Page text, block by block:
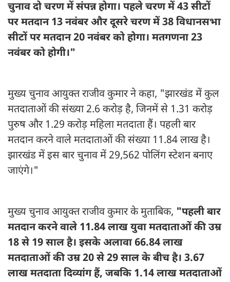
चुनाव दो चरण में संपन्न होगा। पहले चरण में 43 सीटों
पर मतदान 13 नवंबर और दूसरे चरण में 38 विधानसभा
सीटों पर मतदान 20 नवंबर को होगा। मतगणना 23
नवंबर को होगी।"
मुख्य चुनाव आयुक्त राजीव कुमार ने कहा, "झारखंड में कुल
मतदाताओं की संख्या 2.6 करोड़ है, जिनमें से 1.31 करोड़
पुरुष और 1.29 करोड़ महिला मतदाता हैं। पहली बार
मतदान करने वाले मतदाताओं की संख्या 11.84 लाख है।
झारखंड में इस बार चुनाव में 29,562 पोलिंग स्टेशन बनाए
जाएंगे।"
मुख्य चुनाव आयुक्त राजीव कुमार के मुताबिक, "पहली बार
मतदान करने वाले 11.84 लाख युवा मतदाताओं की उम्र
18 से 19 साल है। इसके अलावा 66.84 लाख
मतदाताओं की उम्र 20 से 29 साल के बीच है। 3.67
लाख मतदाता दिव्यांग हैं, जबकि 1.14 लाख मतदाताओं